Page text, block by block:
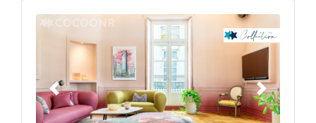
Précédent Suivant